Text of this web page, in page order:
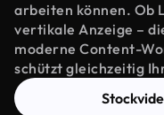
arbeiten können. Ob
vertikale Anzeige –
moderne Content-
schützt gleichzeitig